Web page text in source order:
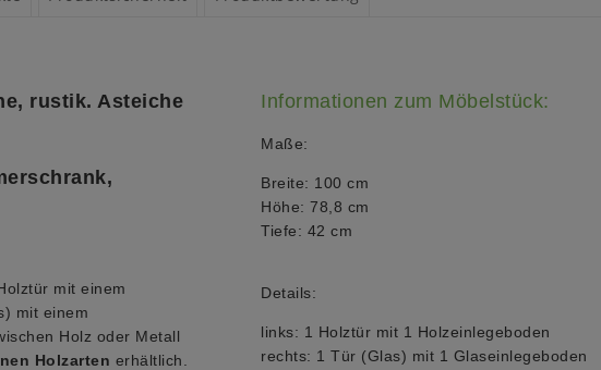
rustik. Asteiche
mit einem
mit einem
Holz oder Metall
Holzarten erhältlich.
Informationen zum Möbelstück:
Maße:
Breite: 100 cm
Höhe: 78,8 cm
Tiefe: 42 cm
Details:
links: 1 Holztür mit 1 Holzeinlegeboden
rechts: 1 Tür (Glas) mit 1 Glaseinlegeboden